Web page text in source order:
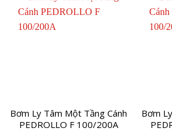
Bơm Ly Tâm Một Tầng Cánh
PEDROLLO F 100/200A
Bơm